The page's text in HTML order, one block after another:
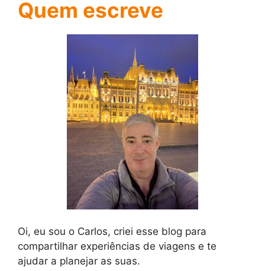
Quem escreve
Oi, eu sou o Carlos, criei esse blog para
compartilhar experiências de viagens e te
ajudar a planejar as suas.